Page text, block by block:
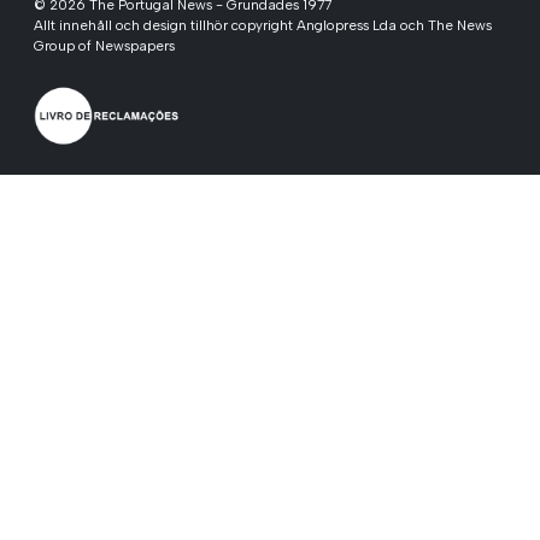
© 2026 The Portugal News - Grundades 1977
Allt innehåll och design tillhör copyright Anglopress Lda och The News
Group of Newspapers